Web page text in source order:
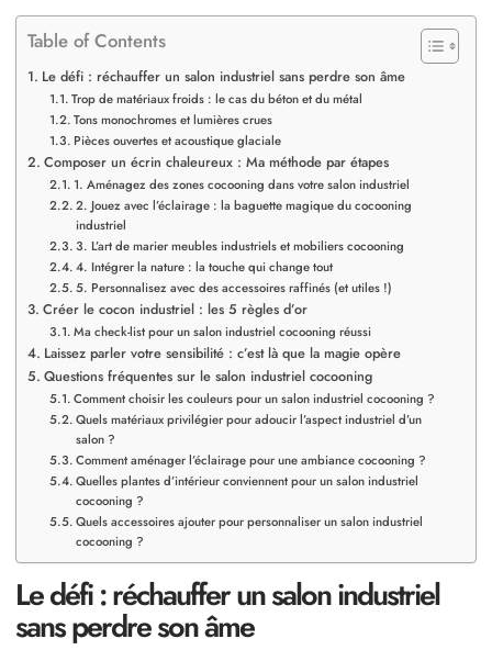
Table of Contents
Le défi : réchauffer un salon industriel sans perdre son âme
Trop de matériaux froids : le cas du béton et du métal
Tons monochromes et lumières crues
Pièces ouvertes et acoustique glaciale
Composer un écrin chaleureux : Ma méthode par étapes
1. Aménagez des zones cocooning dans votre salon industriel
2. Jouez avec l’éclairage : la baguette magique du cocooning
industriel
3. L’art de marier meubles industriels et mobiliers cocooning
4. Intégrer la nature : la touche qui change tout
5. Personnalisez avec des accessoires raffinés (et utiles !)
Créer le cocon industriel : les 5 règles d’or
Ma check-list pour un salon industriel cocooning réussi
Laissez parler votre sensibilité : c’est là que la magie opère
Questions fréquentes sur le salon industriel cocooning
Comment choisir les couleurs pour un salon industriel cocooning ?
Quels matériaux privilégier pour adoucir l’aspect industriel d’un
salon ?
Comment aménager l’éclairage pour une ambiance cocooning ?
Quelles plantes d’intérieur conviennent pour un salon industriel
cocooning ?
Quels accessoires ajouter pour personnaliser un salon industriel
cocooning ?
Le défi : réchauffer un salon industriel
sans perdre son âme